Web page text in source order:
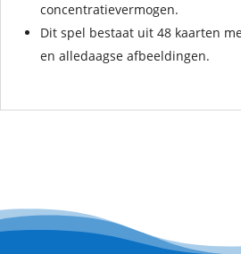
concentratievermogen.
Dit spel bestaat uit 48 kaarten
en alledaagse afbeeldingen.